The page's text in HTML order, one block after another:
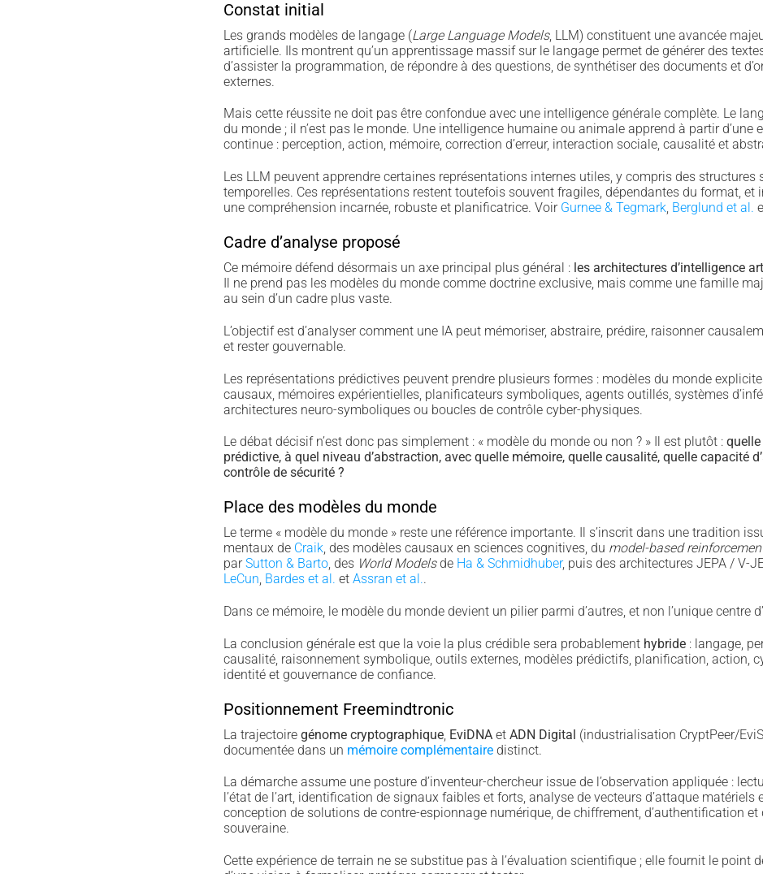
Constat initial
Les grands modèles de langage (Large Language Models, LLM) constituent une avancée
artificielle. Ils montrent qu’un apprentissage massif sur le langage permet de générer des
d’assister la programmation, de répondre à des questions, de synthétiser des documents et
externes.
Mais cette réussite ne doit pas être confondue avec une intelligence générale complète. Le
du monde ; il n’est pas le monde. Une intelligence humaine ou animale apprend à partir d’une
continue : perception, action, mémoire, correction d’erreur, interaction sociale, causalité et
Les LLM peuvent apprendre certaines représentations internes utiles, y compris des structures
temporelles. Ces représentations restent toutefois souvent fragiles, dépendantes du format, et
une compréhension incarnée, robuste et planificatrice. Voir Gurnee & Tegmark, Berglund et al.
Cadre d’analyse proposé
Ce mémoire défend désormais un axe principal plus général : les architectures d’intelligence
Il ne prend pas les modèles du monde comme doctrine exclusive, mais comme une famille
au sein d’un cadre plus vaste.
L’objectif est d’analyser comment une IA peut mémoriser, abstraire, prédire, raisonner
et rester gouvernable.
Les représentations prédictives peuvent prendre plusieurs formes : modèles du monde
causaux, mémoires expérientielles, planificateurs symboliques, agents outillés, systèmes
architectures neuro-symboliques ou boucles de contrôle cyber-physiques.
Le débat décisif n’est donc pas simplement : « modèle du monde ou non ? » Il est plutôt :
prédictive, à quel niveau d’abstraction, avec quelle mémoire, quelle causalité, quelle capacité
contrôle de sécurité ?
Place des modèles du monde
Le terme « modèle du monde » reste une référence importante. Il s’inscrit dans une tradition
mentaux de Craik, des modèles causaux en sciences cognitives, du model-based
parSutton & Barto, des World Modelsde Ha & Schmidhuber, puis des architectures JEPA / V-
LeCun, Bardes et al. et Assran et al..
Dans ce mémoire, le modèle du monde devient un pilier parmi d’autres, et non l’unique centre
La conclusion générale est que la voie la plus crédible sera probablement hybride: langage,
causalité, raisonnement symbolique, outils externes, modèles prédictifs, planification, action,
identité et gouvernance de confiance.
Positionnement Freemindtronic
La trajectoire génome cryptographique, EviDNAet ADN Digital (industrialisation CryptPeer/
documentée dans un mémoire complémentairedistinct.
La démarche assume une posture d’inventeur-chercheur issue de l’observation appliquée :
l’état de l’art, identification de signaux faibles et forts, analyse de vecteurs d’attaque matériels
conception de solutions de contre-espionnage numérique, de chiffrement, d’authentification et
souveraine.
Cette expérience de terrain ne se substitue pas à l’évaluation scientifique ; elle fournit le point